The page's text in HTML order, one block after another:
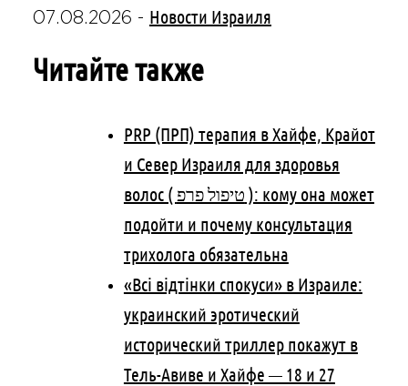
07.08.2026 - Новости Израиля
Читайте также
PRP (ПРП) терапия в Хайфе, Крайот
и Север Израиля для здоровья
волос ( טיפול פרפ ): кому она может
подойти и почему консультация
трихолога обязательна
«Всі відтінки спокуси» в Израиле:
украинский эротический
исторический триллер покажут в
Тель-Авиве и Хайфе — 18 и 27